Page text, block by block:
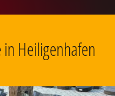
in Heiligenhafen